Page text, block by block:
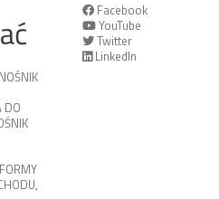
DO
,
Facebook
YouTube
Twitter
LinkedIn